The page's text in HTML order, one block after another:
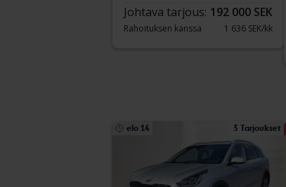
Johtava tarjous: 192 000 SEK
Rahoituksen kanssa 1 636 SEK/kk
elo 14 3 Tarjoukset